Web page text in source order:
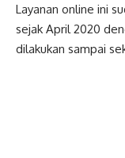
Layanan online ini
sejak April 2020
dilakukan sampai